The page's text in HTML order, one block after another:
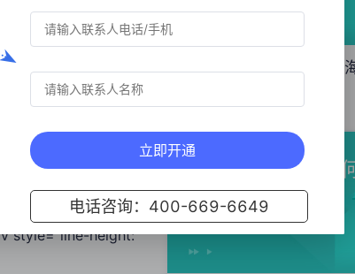
。</font></div><div
的外贸工具</font>
效的外贸工具可以帮助
，帮助企业提升运营效率
size="3">
例分析</b></font>
业可以有效整合运营与
提高询盘质量；通过客户
style="line-height:
外贸获客秘籍：如何用
外贸新手必看！如
数据找到精准客户
立即开通
电话咨询：400-669-6649